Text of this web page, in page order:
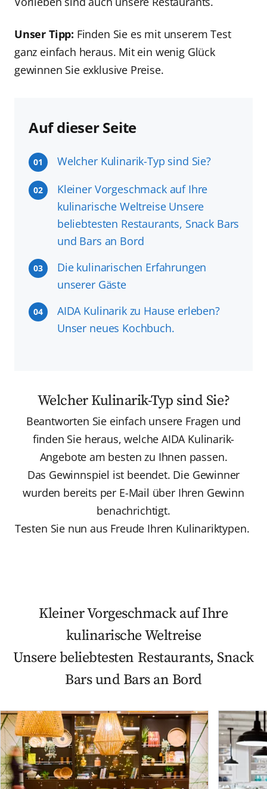
Unser Tipp: Finden Sie es mit unserem Test
ganz einfach heraus. Mit ein wenig Glück
gewinnen Sie exklusive Preise.
Auf dieser Seite
01 Welcher Kulinarik-Typ sind Sie?
02
Kleiner Vorgeschmack auf Ihre
kulinarische Weltreise Unsere
beliebtesten Restaurants, Snack Bars
und Bars an Bord
03
Die kulinarischen Erfahrungen
unserer Gäste
04
AIDA Kulinarik zu Hause erleben?
Unser neues Kochbuch.
Welcher Kulinarik-Typ sind Sie?
Beantworten Sie einfach unsere Fragen und
finden Sie heraus, welche AIDA Kulinarik-
Angebote am besten zu Ihnen passen.
Das Gewinnspiel ist beendet. Die Gewinner
wurden bereits per E-Mail über Ihren Gewinn
benachrichtigt.
Testen Sie nun aus Freude Ihren Kulinariktypen.
Kleiner Vorgeschmack auf Ihre
kulinarische Weltreise
Unsere beliebtesten Restaurants, Snack
Bars und Bars an Bord